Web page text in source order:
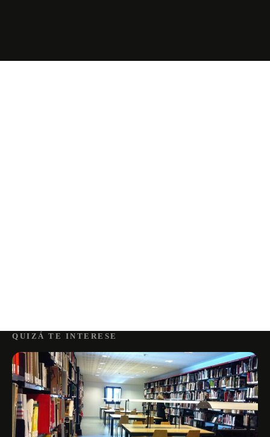
QUIZÁ TE INTERESE